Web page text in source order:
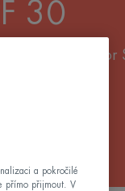
30
ochranný faktor
SPF 30.
a pokročilé
přímo přijmout. V